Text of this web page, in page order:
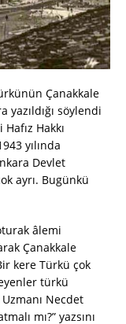
Çanakkale
yazıldığı söylendi
Hakkı
yılında
Devlet
ayrı. Bugünkü
âlemi
Çanakkale
kere Türkü çok
türkü
Necdet
mı?” yazsını